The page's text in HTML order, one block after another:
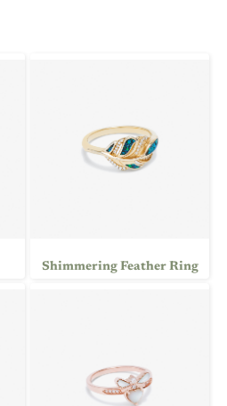
Shimmering Feather Ring